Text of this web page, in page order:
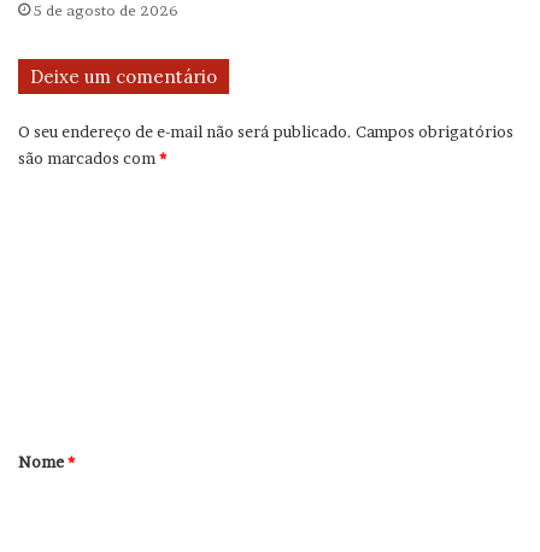
5 de agosto de 2026
Deixe um comentário
O seu endereço de e-mail não será publicado. Campos obrigatórios
são marcados com*
r
Nome*